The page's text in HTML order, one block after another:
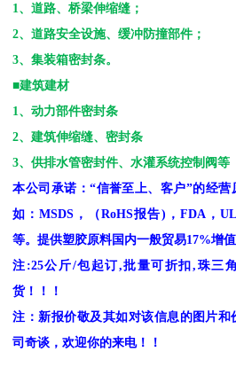
1 、道路、桥梁伸缩缝；
2、道路安全设施、缓冲防撞部件；
3、集装箱密封条。
■建筑建材
1 、动力部件密封条
2、建筑伸缩缝、密封条
3、供排水管密封件、水灌系统控制阀等
本公司承诺：“信誉至上、客户”的经营
如：MSDS ， （RoHS报告) ， FDA ， UL
等。提供塑胶原料国内一般贸易17%增值
注 :25公斤/包起订,批量可折扣, 珠三
货！！！
注：新报价敬及其如对该信息的图片
司奇谈，欢迎你的来电！！